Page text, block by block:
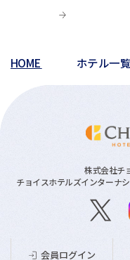
HOME ホテル一覧
株式会社チ
チョイスホテルズインターナ
会員ログイン